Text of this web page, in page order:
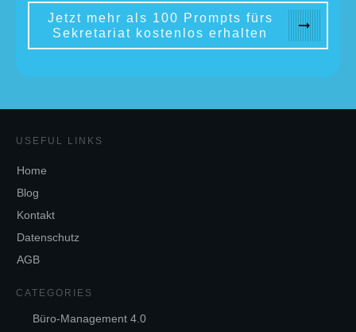
Jetzt mehr als 100 Prompts fürs
Sekretariat kostenlos erhalten
USEFUL LINKS
Home
Blog
Kontakt
Datenschutz
AGB
CATEGORIES
Büro-Management 4.0